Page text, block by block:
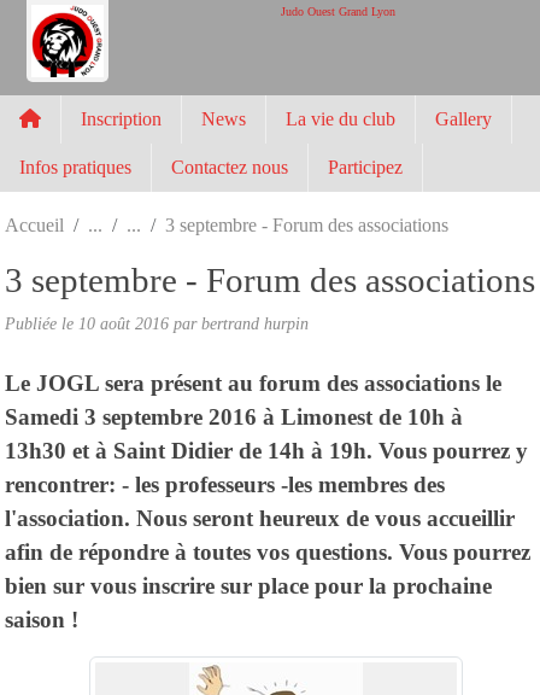
Judo Ouest Grand Lyon
Inscription News La vie du club Gallery
Infos pratiques Contactez nous Participez
Accueil 3 septembre - Forum des associations
3 septembre - Forum des associations
Publiée le 10 août 2016 parbertrand hurpin
Le JOGL sera présent au forum des associations le
Samedi 3 septembre 2016 à Limonest de 10h à
13h30 et à Saint Didier de 14h à 19h. Vous pourrez y
rencontrer: - les professeurs -les membres des
l'association. Nous seront heureux de vous accueillir
afin de répondre à toutes vos questions. Vous pourrez
bien sur vous inscrire sur place pour la prochaine
saison !
Panneau de gestion des cookies